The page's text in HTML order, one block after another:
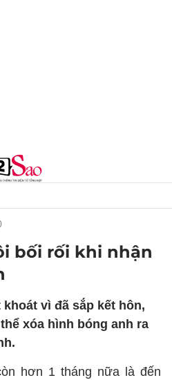
bối rối khi nhận
vì đã sắp kết hôn,
xóa hình bóng anh ra
hơn 1 tháng nữa là đến